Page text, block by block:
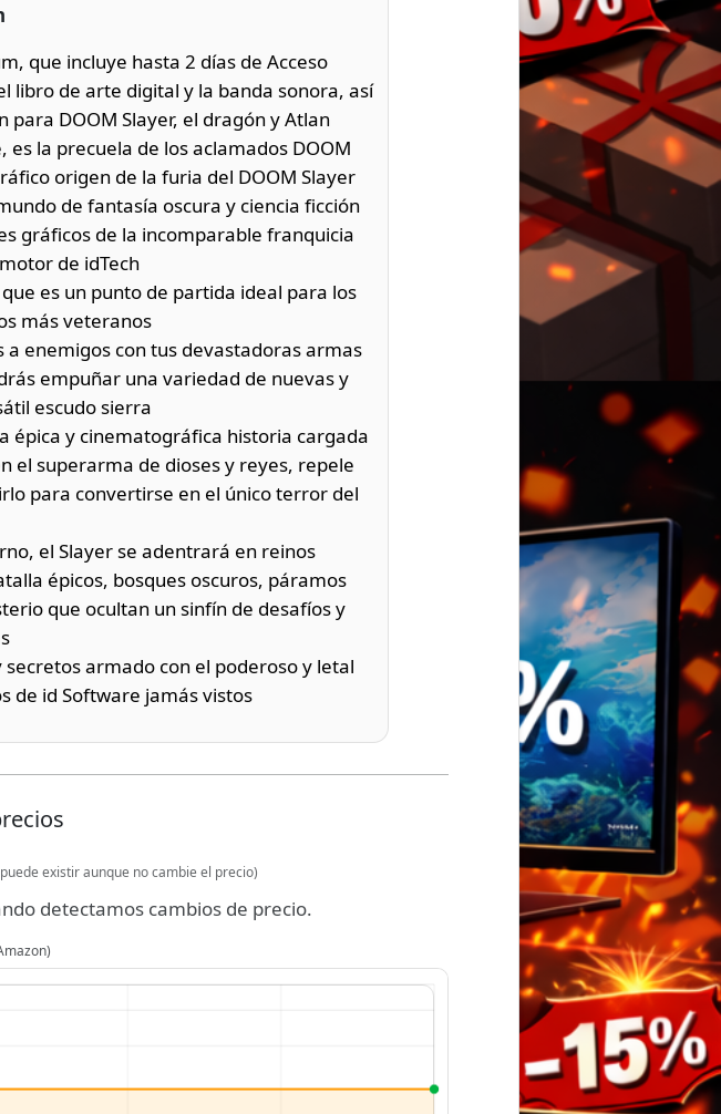
que incluye hasta 2 días de Acceso
libro de arte digital y la banda sonora, así
para DOOM Slayer, el dragón y Atlan
la precuela de los aclamados DOOM
origen de la furia del DOOM Slayer
de fantasía oscura y ciencia ficción
gráficos de la incomparable franquicia
de idTech
es un punto de partida ideal para los
más veteranos
enemigos con tus devastadoras armas
empuñar una variedad de nuevas y
escudo sierra
épica y cinematográfica historia cargada
el superarma de dioses y reyes, repele
para convertirse en el único terror del
el Slayer se adentrará en reinos
épicos, bosques oscuros, páramos
que ocultan un sinfín de desafíos y
armado con el poderoso y letal
de id Software jamás vistos
existir aunque no cambie el precio)
detectamos cambios de precio.